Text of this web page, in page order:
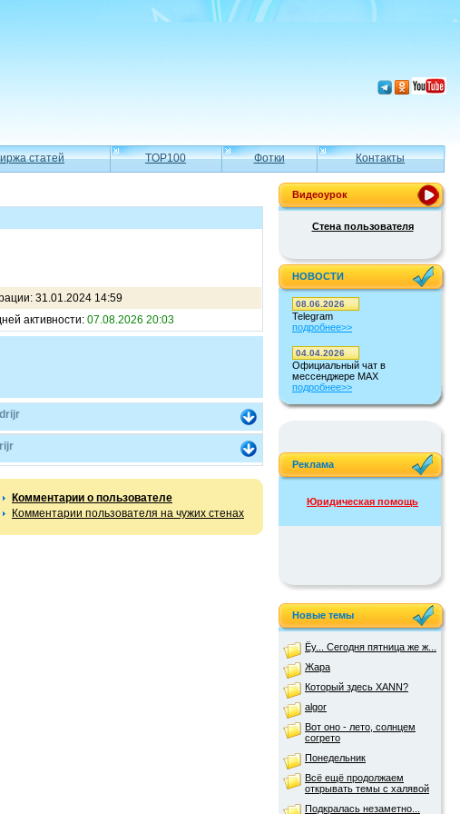
статей TOP100 Фотки Контакты
31.01.2024 14:59
активности: 07.08.2026 20:03
Комментарии о пользователе
Комментарии пользователя на чужих стенах
Видеоурок
Стена пользователя
НОВОСТИ
08.06.2026
Telegram
подробнее>>
04.04.2026
Официальный чат в
мессенджере MAX
подробнее>>
Реклама
Юридическая помощь
Новые темы
Ёу... Сегодня пятница же ж...
Жара
Который здесь XANN?
algor
Вот оно - лето, солнцем
согрето
Понедельник
Всё ещё продолжаем
открывать темы с халявой
Подкралась незаметно...